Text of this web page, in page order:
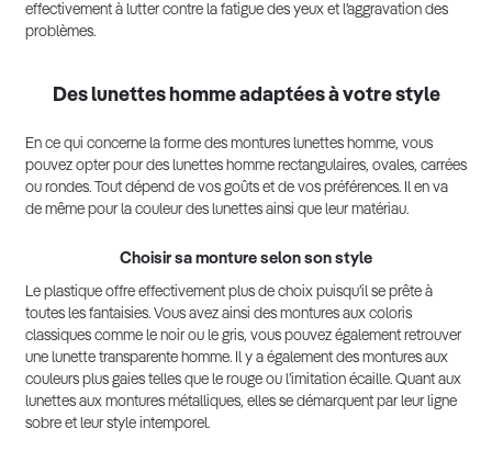
effectivement à lutter contre la fatigue des yeux et l’aggravation des
problèmes.
Des lunettes homme adaptées à votre style
En ce qui concerne la forme des montures lunettes homme, vous
pouvez opter pour des lunettes homme rectangulaires, ovales, carrées
ou rondes. Tout dépend de vos goûts et de vos préférences. Il en va
de même pour la couleur des lunettes ainsi que leur matériau.
Choisir sa monture selon son style
Le plastique offre effectivement plus de choix puisqu’il se prête à
toutes les fantaisies. Vous avez ainsi des montures aux coloris
classiques comme le noir ou le gris, vous pouvez également retrouver
une lunette transparente homme. Il y a également des montures aux
couleurs plus gaies telles que le rouge ou l’imitation écaille. Quant aux
lunettes aux montures métalliques, elles se démarquent par leur ligne
sobre et leur style intemporel.